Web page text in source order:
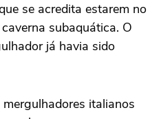
se acredita estarem no
subaquática. O
já havia sido
italianos